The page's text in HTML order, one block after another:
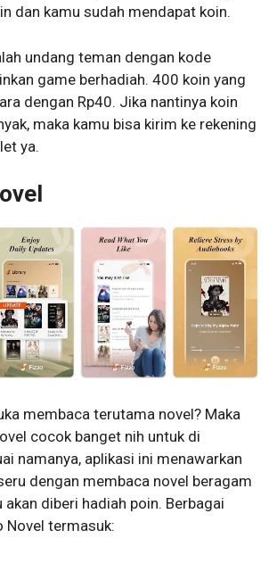
dan kamu sudah mendapat koin.
undang teman dengan kode
game berhadiah. 400 koin yang
dengan Rp40. Jika nantinya koin
maka kamu bisa kirim ke rekening
ya.
membaca terutama novel? Maka
cocok banget nih untuk di
namanya, aplikasi ini menawarkan
dengan membaca novel beragam
akan diberi hadiah poin. Berbagai
Novel termasuk: